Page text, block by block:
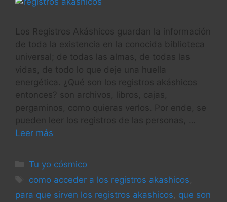
Los Registros Akáshicos guardan la información
de toda la existencia en la conocida biblioteca
universal; de todas las almas, de todas las
vidas, de todo lo que deje una huella
energética. ¿Qué son los registros akáshicos
entonces? son archivos, libros, cajas,
pergaminos, como quieras verlos. Por ende, se
pueden leer los registros de las personas, …
Leer más
Categorías
Tu yo cósmico
Etiquetas
como acceder a los registros akashicos,
para que sirven los registros akashicos, que son